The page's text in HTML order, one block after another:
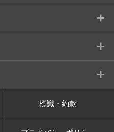
+
+
+
標識・約款